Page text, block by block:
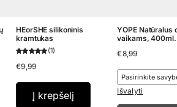
HEorSHE silikoninis
kramtukas
1
€9,99
Į krepšelį
YOPE Natūralus
vaikams, 400ml.
€8,99
Išvalyti